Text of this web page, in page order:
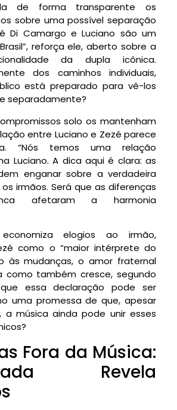
de forma transparente os
sobre uma possível separação
Di Camargo e Luciano são um
reforça ele, aberto sobre a
da dupla icônica.
dos caminhos individuais,
está preparado para vê-los
separadamente?
solo os mantenham
entre Luciano e Zezé parece
“Nós temos uma relação
Luciano. A dica aqui é clara: as
enganar sobre a verdadeira
irmãos. Será que as diferenças
afetaram a harmonia
elogios ao irmão,
como o “maior intérprete do
às mudanças, o amor fraternal
como também cresce, segundo
que essa declaração pode ser
uma promessa de que, apesar
a música ainda pode unir esses
Fora da Música:
Revela